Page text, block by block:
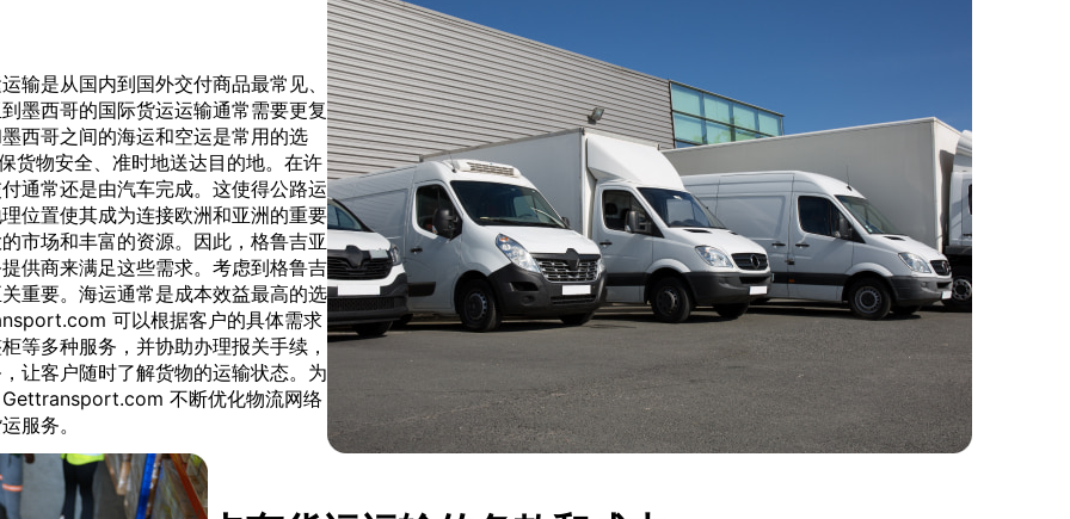
输是从国内到国外交付商品最常见、
墨西哥的国际货运运输通常需要更复
西哥之间的海运和空运是常用的选
物安全、准时地送达目的地。在许
通常还是由汽车完成。这使得公路运
位置使其成为连接欧洲和亚洲的重要
市场和丰富的资源。因此，格鲁吉亚
供商来满足这些需求。考虑到格鲁吉
重要。海运通常是成本效益最高的选
可以根据客户的具体需求
等多种服务，并协助办理报关手续，
让客户随时了解货物的运输状态。为
不断优化物流网络
服务。